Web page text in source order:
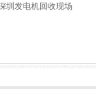
圳发电机回收现场